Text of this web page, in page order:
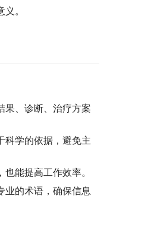
。
果、诊断、治疗方案
科学的依据，避免主
能提高工作效率。
业的术语，确保信息